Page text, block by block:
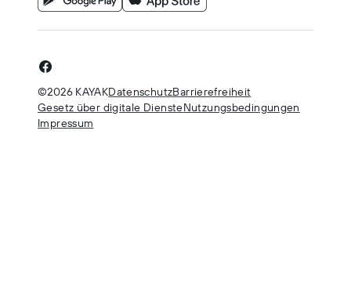
©2026 KAYAKDatenschutzBarrierefreiheit
Gesetz über digitale DiensteNutzungsbedingungen
Impressum